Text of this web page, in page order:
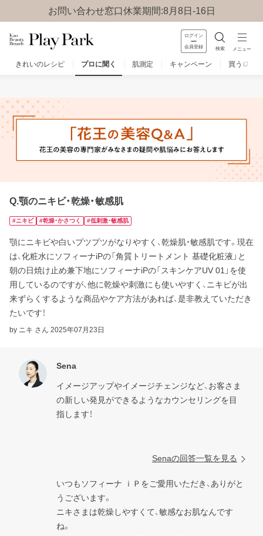
お問い合わせ窓口休業期間:8月8日-16日
ログイン
会員登録 検索 メニュー
きれいのレシピ プロに聞く 肌測定 キャンペーン 買う
Q.顎のニキビ・乾燥・敏感肌
#ニキビ #乾燥・かさつく #低刺激・敏感肌
顎にニキビや白いプツプツがなりやすく、乾燥肌・敏感肌です。現在
は、化粧水にソフィーナiPの「角質トリートメント 基礎化粧液」と
朝の日焼け止め兼下地にソフィーナiPの「スキンケアUV 01」を使
用しているのですが、他に乾燥や刺激にも使いやすく、ニキビが出
来ずらくするような商品やケア方法があれば、是非教えていただき
たいです！
by ニキ さん 2025年07月23日
Sena
イメージアップやイメージチェンジなど、お客さま
の新しい発見ができるようなカウンセリングを目
指します！
Senaの回答一覧を見る
いつもソフィーナ ｉＰをご愛用いただき、ありがと
うございます。
ニキさまは乾燥しやすくて、敏感なお肌なんです
ね。